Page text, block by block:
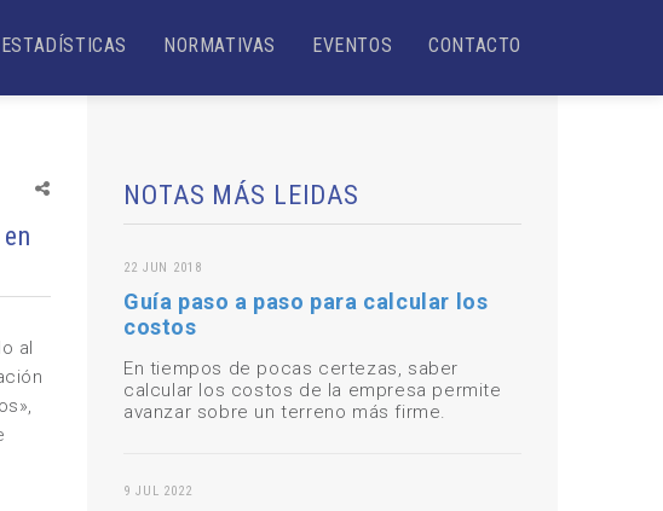
ESTADÍSTICAS NORMATIVAS EVENTOS CONTACTO
al
NOTAS MÁS LEIDAS
22 JUN 2018
Guía paso a paso para calcular los
costos
En tiempos de pocas certezas, saber
calcular los costos de la empresa permite
avanzar sobre un terreno más firme.
9 JUL 2022